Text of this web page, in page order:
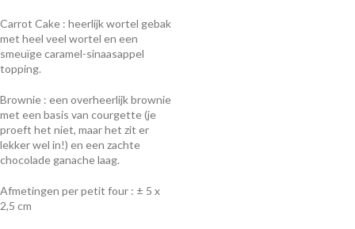
Carrot Cake : heerlijk wortel gebak
met heel veel wortel en een
smeuïge caramel-sinaasappel
topping.
Brownie : een overheerlijk brownie
met een basis van courgette (je
proeft het niet, maar het zit er
lekker wel in!) en een zachte
chocolade ganache laag.
Afmetingen per petit four : ± 5 x
2,5 cm